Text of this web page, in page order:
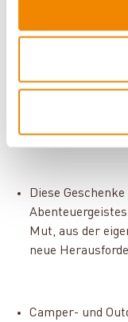
Camper- und
Schönheit der
Beschenkten,
entdecken.
Diese
Mut, aus der
neue
Camper- und